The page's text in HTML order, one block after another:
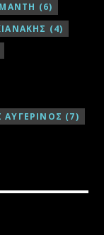
(6)
(4)
ΑΥΓΕΡΙΝΟΣ (7)